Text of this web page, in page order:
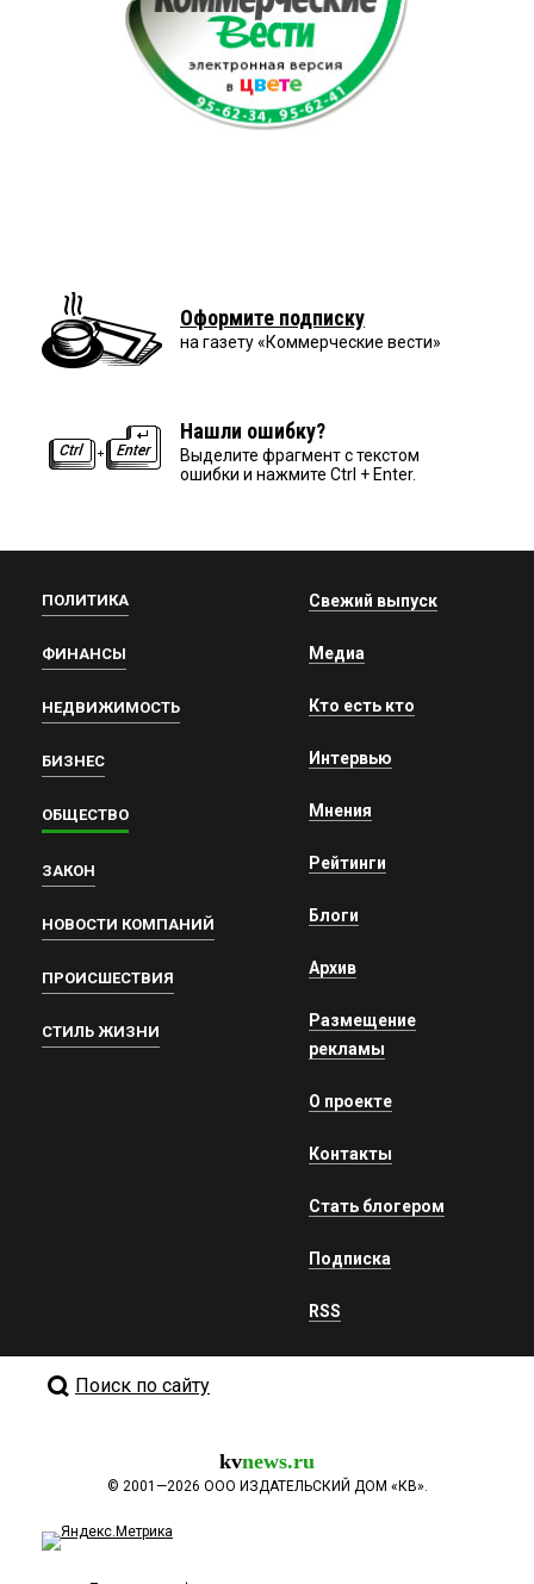
Оформите подписку
на газету «Коммерческие вести»
Нашли ошибку?
Выделите фрагмент с текстом
ошибки и нажмите Ctrl + Enter.
ПОЛИТИКА
ФИНАНСЫ
НЕДВИЖИМОСТЬ
БИЗНЕС
ОБЩЕСТВО
ЗАКОН
НОВОСТИ КОМПАНИЙ
ПРОИСШЕСТВИЯ
СТИЛЬ ЖИЗНИ
Свежий выпуск
Медиа
Кто есть кто
Интервью
Мнения
Рейтинги
Блоги
Архив
Размещение
рекламы
О проекте
Контакты
Стать блогером
Подписка
RSS
Поиск по сайту
kvnews.ru
© 2001—2026 ООО ИЗДАТЕЛЬСКИЙ ДОМ «КВ».